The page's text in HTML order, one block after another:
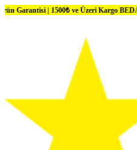
| 1500₺ ve Üzeri Kargo BEDAVA |